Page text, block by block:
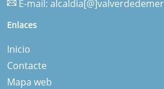
E-mail:
Enlaces
Inicio
Contacte
Mapa web